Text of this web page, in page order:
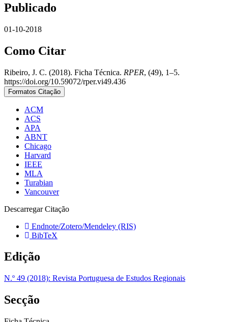
Publicado
01-10-2018
Como Citar
Ribeiro, J. C. (2018). Ficha Técnica. RPER, (49), 1–5.
https://doi.org/10.59072/rper.vi49.436
Formatos Citação
ACM
ACS
APA
ABNT
Chicago
Harvard
IEEE
MLA
Turabian
Vancouver
Descarregar Citação
Endnote/Zotero/Mendeley (RIS)
BibTeX
Edição
N.º 49 (2018): Revista Portuguesa de Estudos Regionais
Secção